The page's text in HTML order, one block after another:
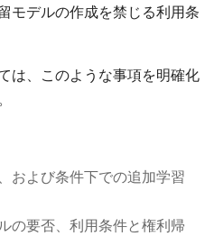
モデルの作成を禁じる利用条
は、このような事項を明確化
および条件下での追加学習
の要否、利用条件と権利帰